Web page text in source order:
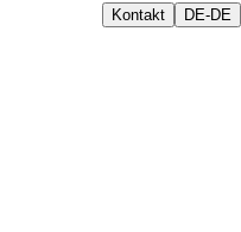
Kontakt DE-DE